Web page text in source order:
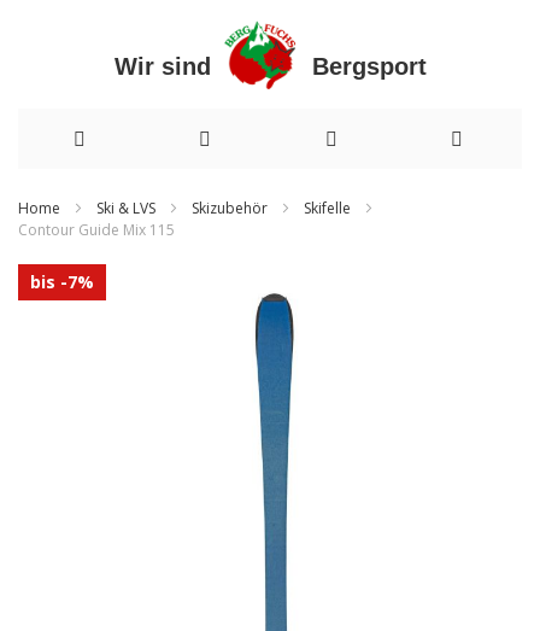
Wir sind Bergsport
zum
Inhalt
Home Ski & LVS Skizubehör
Skifelle
Contour Guide Mix 115
Zum
Ende
bis -7%